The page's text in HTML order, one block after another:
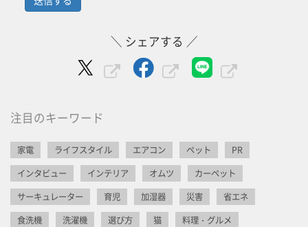
＼ シェアする ／
注目のキーワード
家電 ライフスタイル エアコン ペット
PR
インタビュー
インテリア オムツ
カーペット
サーキュレーター
育児 加湿器 災害
省エネ
食洗機
洗濯機 選び方 猫
料理・グルメ